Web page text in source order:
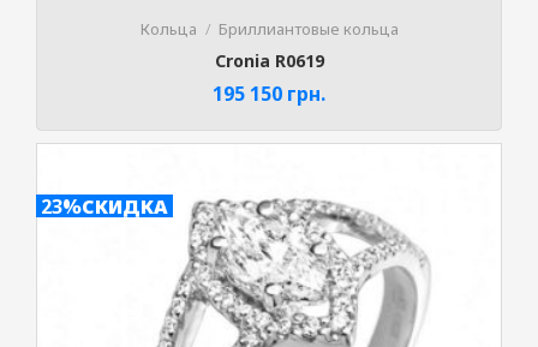
Кольца Бриллиантовые кольца
Cronia R0619
195 150 грн.
23%СКИДКА